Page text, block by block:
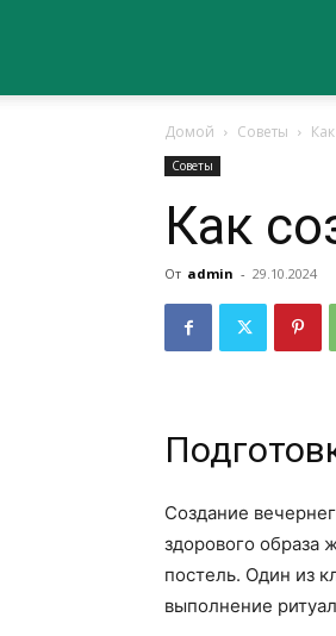
о
здоровье
Домой Советы
Советы
Как
От admin - 29.10.2024
Создание
здорового образа
постель. Один из
выполнение